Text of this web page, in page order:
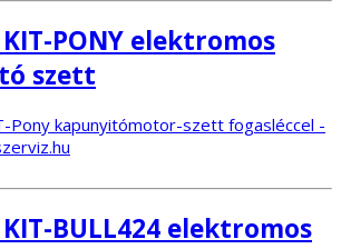
PONY elektromos
szett
BULL424 elektromos